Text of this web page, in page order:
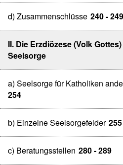
d) Zusammenschlüsse 240 - 249
II. Die Erzdiözese (Volk
Seelsorge
a) Seelsorge für Katholiken
254
b) Einzelne Seelsorgefelder
c) Beratungsstellen 280 - 289